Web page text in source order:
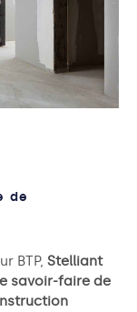
de
BTP, Stelliant
savoir-faire de